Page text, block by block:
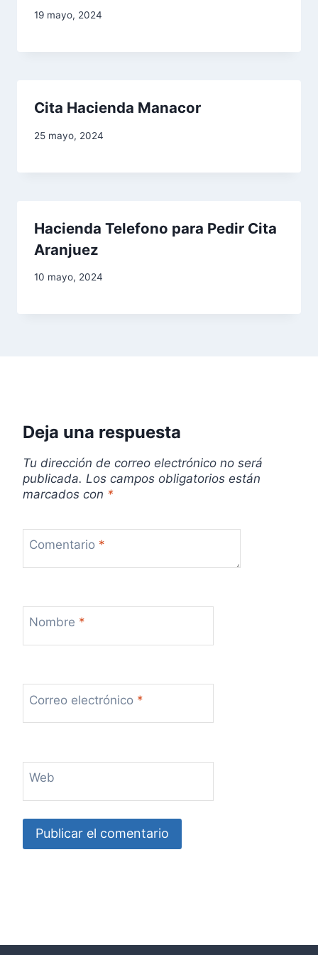
19 mayo, 2024
Cita Hacienda Manacor
25 mayo, 2024
Hacienda Telefono para Pedir Cita
Aranjuez
10 mayo, 2024
Deja una respuesta
Tu dirección de correo electrónico no será
publicada. Los campos obligatorios están
marcados con *
Comentario *
Nombre *
Correo electrónico *
Web